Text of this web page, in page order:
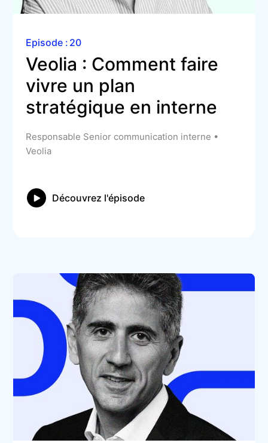
Episode : 20
Veolia : Comment faire
vivre un plan
stratégique en interne
Responsable Senior communication interne •
Veolia
Découvrez l'épisode